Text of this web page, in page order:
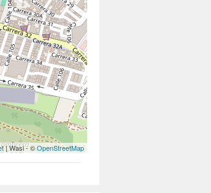
| Wasi - ©OpenStreetMap